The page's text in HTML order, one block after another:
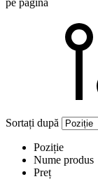
Sortați după
Poziție
Nume produs
Preț